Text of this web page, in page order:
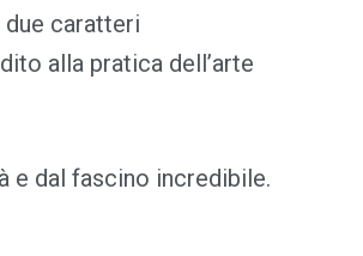
caratteri
alla pratica dell’arte
e dal fascino incredibile.